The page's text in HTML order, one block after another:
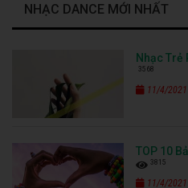
NHẠC DANCE MỚI NHẤT
Nhạc Trẻ
3568
11/4/2021
TOP 10
3815
11/4/2021